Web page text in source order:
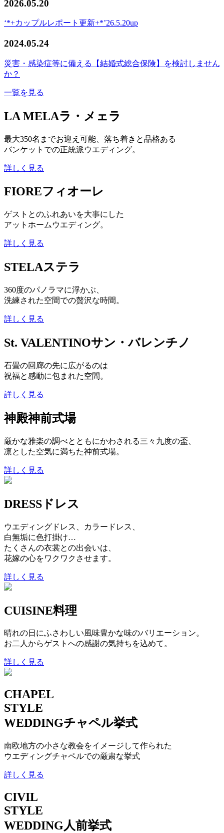
2026.05.20
‘*+カップルレポート更新+*’26.5.20up
2024.05.24
災害・感染症等に備える【結婚式総合保険】を検討しません
か？
一覧を見る
LA MELAラ・メェラ
最大350名までお迎え可能、落ち着きと品格ある
バンケットでの正統派ウエディング。
詳しく見る
FIOREフィオーレ
ゲストとのふれあいを大事にした
アットホームウエディング。
詳しく見る
STELAステラ
360度のパノラマに浮かぶ、
洗練された空間での贅沢な時間。
詳しく見る
St. VALENTINOサン・バレンチノ
石畳の回廊の先に広がるのは
祝福と感動に包まれた空間。
詳しく見る
神殿神前式場
厳かな雅楽の調べとともにかわされる三々九度の盃、
凛とした空気に満ちた神前式場。
詳しく見る
DRESS ドレス
ウエディングドレス、カラードレス、
白無垢に色打掛け…
たくさんの衣裳との出会いは、
花嫁の心をワクワクさせます。
詳しく見る
CUISINE料理
晴れの日にふさわしい風味豊かな味のバリエーション。
お二人からゲストへの感謝の気持ちを込めて。
詳しく見る
CHAPEL
STYLE
WEDDINGチャペル挙式
南欧地方の小さな教会をイメージして作られた
ウエディングチャペルでの厳粛な挙式
詳しく見る
CIVIL
STYLE
WEDDING人前挙式